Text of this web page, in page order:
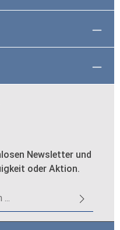
Newsletter und
oder Aktion.
Adresse*